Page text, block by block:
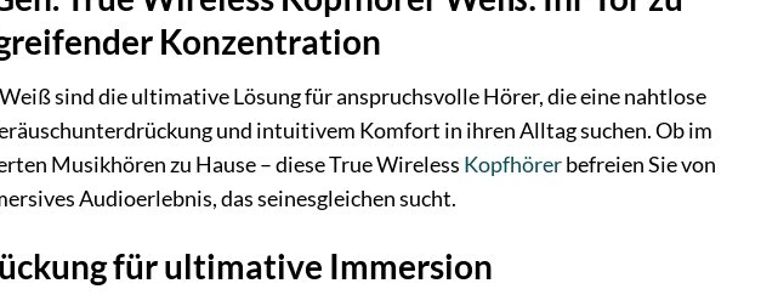
Konzentration
sind die ultimative Lösung für anspruchsvolle Hörer, die eine nahtlose
und intuitivem Komfort in ihren Alltag suchen. Ob im
Musikhören zu Hause – diese True Wireless Kopfhörerbefreien Sie von
Audioerlebnis, das seinesgleichen sucht.
für ultimative Immersion